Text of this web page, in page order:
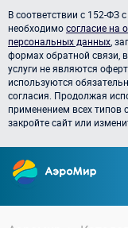
В соответствии с 152-ФЗ
необходимосогласие на
персональных данных ,
формах обратной связи,
услуги не являются
используются
согласия. Продолжая
применением всех типов
закройте сайт или